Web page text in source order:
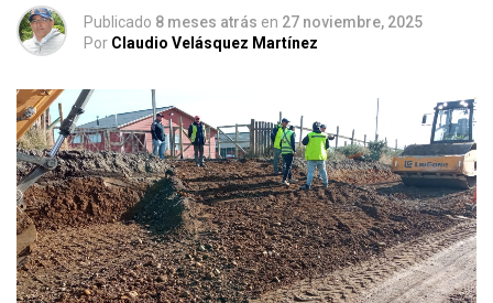
Publicado 8 meses atrás en 27 noviembre, 2025
Por Claudio Velásquez Martínez